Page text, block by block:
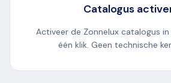
Catalogus
Activeer de Zonnelux catalogus
één klik. Geen technische